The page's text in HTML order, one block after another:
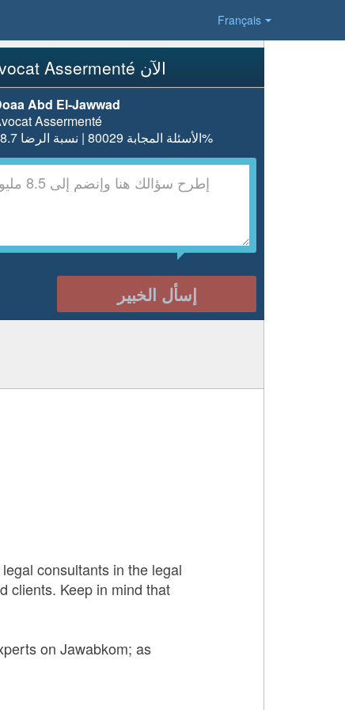
Français
إسأل Avocat Assermenté الآن
Abd El-Jawwad
Assermenté
الأسئلة المجابة 80029 | نسبة الرضا 98.7%
إسأل الخبير
consultants in the legal
clients. Keep in mind that
on Jawabkom; as